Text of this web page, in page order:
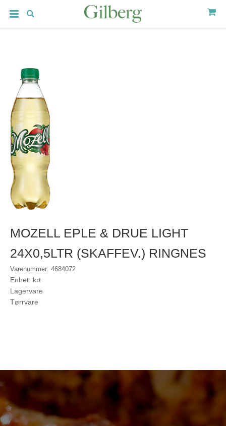
MOZELL EPLE & DRUE LIGHT
24X0,5LTR (SKAFFEV.) RINGNES
Varenummer: 4684072
Enhet: krt
Lagervare
Tørrvare